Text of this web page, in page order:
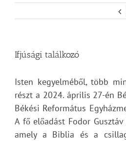
Ifjúsági találkozó
Isten kegyelméből, több
részt a 2024. április 27-én
Békési Református
A fő előadást Fodor
amely a Biblia és a